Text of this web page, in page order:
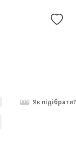
Як підібрати?